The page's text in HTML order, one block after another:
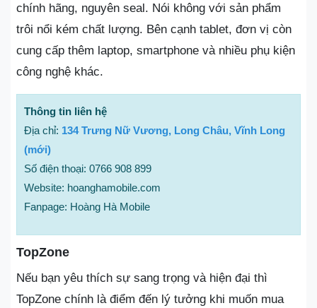
chính hãng, nguyên seal. Nói không với sản phẩm
trôi nổi kém chất lượng. Bên cạnh tablet, đơn vị còn
cung cấp thêm laptop, smartphone và nhiều phụ kiện
công nghệ khác.
Thông tin liên hệ
Địa chỉ: 134 Trưng Nữ Vương, Long Châu, Vĩnh Long
(mới)
Số điện thoại: 0766 908 899
Website: hoanghamobile.com
Fanpage: Hoàng Hà Mobile
TopZone
Nếu bạn yêu thích sự sang trọng và hiện đại thì
TopZone chính là điểm đến lý tưởng khi muốn mua